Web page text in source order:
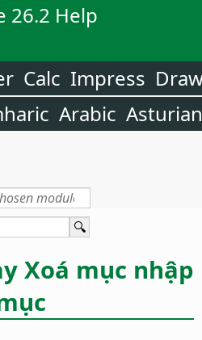
26.2 Help
Calc Impress
Arabic Asturian
Xoá mục nhập